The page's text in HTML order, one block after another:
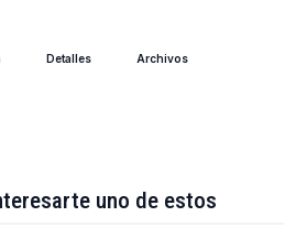
Detalles Archivos
uno de estos